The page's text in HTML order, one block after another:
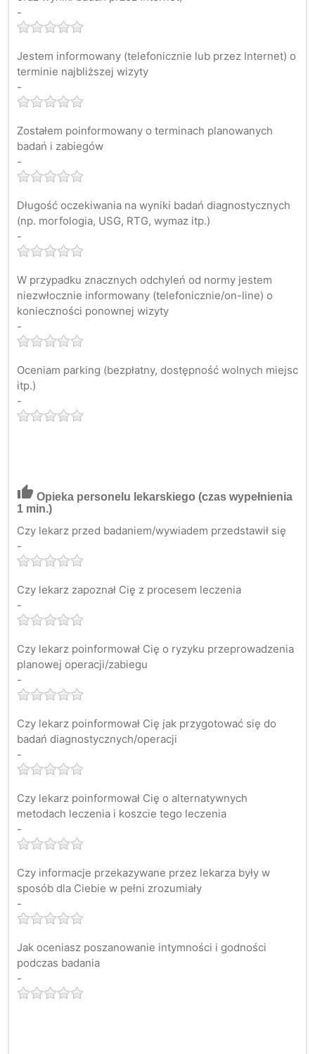
-
Jestem informowany (telefonicznie lub przez Internet) o
terminie najbliższej wizyty
-
Zostałem poinformowany o terminach planowanych
badań i zabiegów
-
Długość oczekiwania na wyniki badań diagnostycznych
(np. morfologia, USG, RTG, wymaz itp.)
-
W przypadku znacznych odchyleń od normy jestem
niezwłocznie informowany (telefonicznie/on-line) o
konieczności ponownej wizyty
-
Oceniam parking (bezpłatny, dostępność wolnych miejsc
itp.)
-
thumb_up Opieka personelu lekarskiego (czas wypełnienia
1 min.)
Czy lekarz przed badaniem/wywiadem przedstawił się
-
Czy lekarz zapoznał Cię z procesem leczenia
-
Czy lekarz poinformował Cię o ryzyku przeprowadzenia
planowej operacji/zabiegu
-
Czy lekarz poinformował Cię jak przygotować się do
badań diagnostycznych/operacji
-
Czy lekarz poinformował Cię o alternatywnych
metodach leczenia i koszcie tego leczenia
-
Czy informacje przekazywane przez lekarza były w
sposób dla Ciebie w pełni zrozumiały
-
Jak oceniasz poszanowanie intymności i godności
podczas badania
-